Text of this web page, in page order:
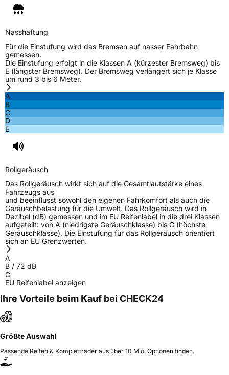
Nasshaftung
Für die Einstufung wird das Bremsen auf nasser Fahrbahn
gemessen.
Die Einstufung erfolgt in die Klassen A (kürzester Bremsweg) bis
E (längster Bremsweg). Der Bremsweg verlängert sich je Klasse
um rund 3 bis 6 Meter.
A
B
C
D
E
Rollgeräusch
Das Rollgeräusch wirkt sich auf die Gesamtlautstärke eines
Fahrzeugs aus
und beeinflusst sowohl den eigenen Fahrkomfort als auch die
Geräuschbelastung für die Umwelt. Das Rollgeräusch wird in
Dezibel (dB) gemessen und im EU Reifenlabel in die drei Klassen
aufgeteilt: von A (niedrigste Geräuschklasse) bis C (höchste
Geräuschklasse). Die Einstufung für das Rollgeräusch orientiert
sich an EU Grenzwerten.
A
B / 72 dB
C
EU Reifenlabel anzeigen
Ihre Vorteile beim Kauf bei CHECK24
Größte Auswahl
Passende Reifen & Kompletträder aus über 10 Mio. Optionen finden.